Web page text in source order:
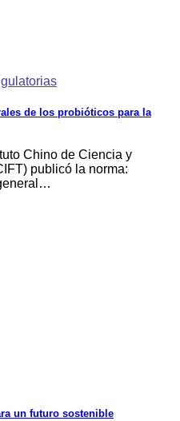
de los probióticos para la
Chino de Ciencia y
publicó la norma:
un futuro sostenible